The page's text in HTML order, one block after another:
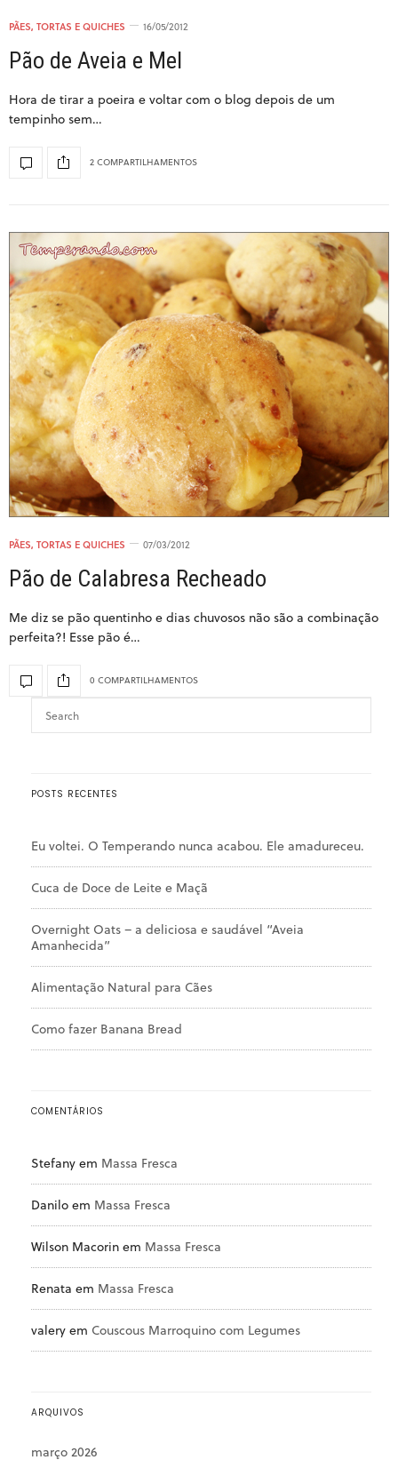
PÃES, TORTAS E QUICHES 16/05/2012
Pão de Aveia e Mel
Hora de tirar a poeira e voltar com o blog depois de um
tempinho sem…
2 COMPARTILHAMENTOS
PÃES, TORTAS E QUICHES 07/03/2012
Pão de Calabresa Recheado
Me diz se pão quentinho e dias chuvosos não são a combinação
perfeita?! Esse pão é…
0 COMPARTILHAMENTOS
POSTS RECENTES
Eu voltei. O Temperando nunca acabou. Ele amadureceu.
Cuca de Doce de Leite e Maçã
Overnight Oats – a deliciosa e saudável “Aveia
Amanhecida”
Alimentação Natural para Cães
Como fazer Banana Bread
COMENTÁRIOS
Stefanyem Massa Fresca
Daniloem Massa Fresca
Wilson Macorinem Massa Fresca
Renata em Massa Fresca
valeryem Couscous Marroquino com Legumes
ARQUIVOS
março 2026